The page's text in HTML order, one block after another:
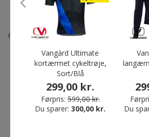
Spar 61%
Vangàrd Active bib
cykelshorts, Black
349,00 kr.
Craft
Vangàrd Ultimate
kortærmet cykeltrøje,
Sort/Blå
299,00 kr.
Førpris: 599,00 kr.
Du sparer: 300,00 kr.
Du